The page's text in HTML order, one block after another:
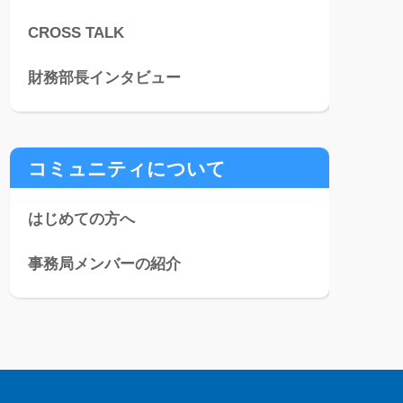
CROSS TALK
財務部長インタビュー
コミュニティについて
はじめての方へ
事務局メンバーの紹介